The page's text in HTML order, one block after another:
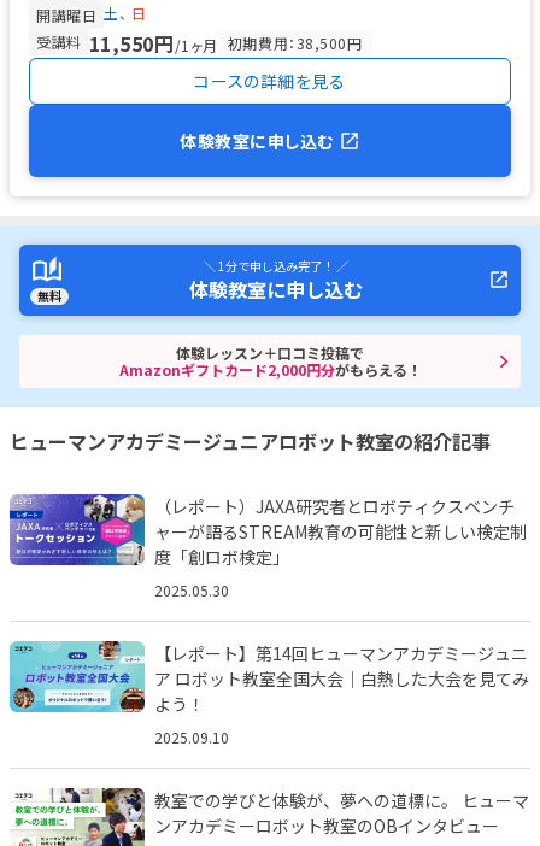
開講曜日 土
日
受講料 11,550円/1ヶ月 初期費用：38,500円
コースの詳細を見る
体験教室に申し込む
無料
＼ 1分で申し込み完了！ ／
体験教室に申し込む
体験レッスン＋口コミ投稿で
Amazonギフトカード2,000円分がもらえる！
ヒューマンアカデミージュニアロボット教室の紹介記事
（レポート）JAXA研究者とロボティクスベンチ
ャーが語るSTREAM教育の可能性と新しい検定制
度「創ロボ検定」
2025.05.30
【レポート】第14回ヒューマンアカデミージュニ
ア ロボット教室全国大会｜白熱した大会を見てみ
よう！
2025.09.10
教室での学びと体験が、夢への道標に。 ヒューマ
ンアカデミーロボット教室のOBインタビュー